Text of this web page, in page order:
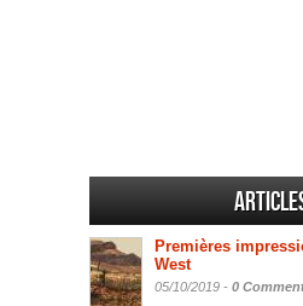
Premières
West
05/10/2019 - 0